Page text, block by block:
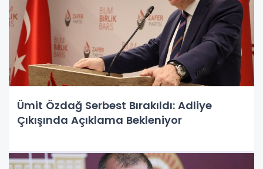
Ümit Özdağ Serbest Bırakıldı: Adliye
Çıkışında Açıklama Bekleniyor